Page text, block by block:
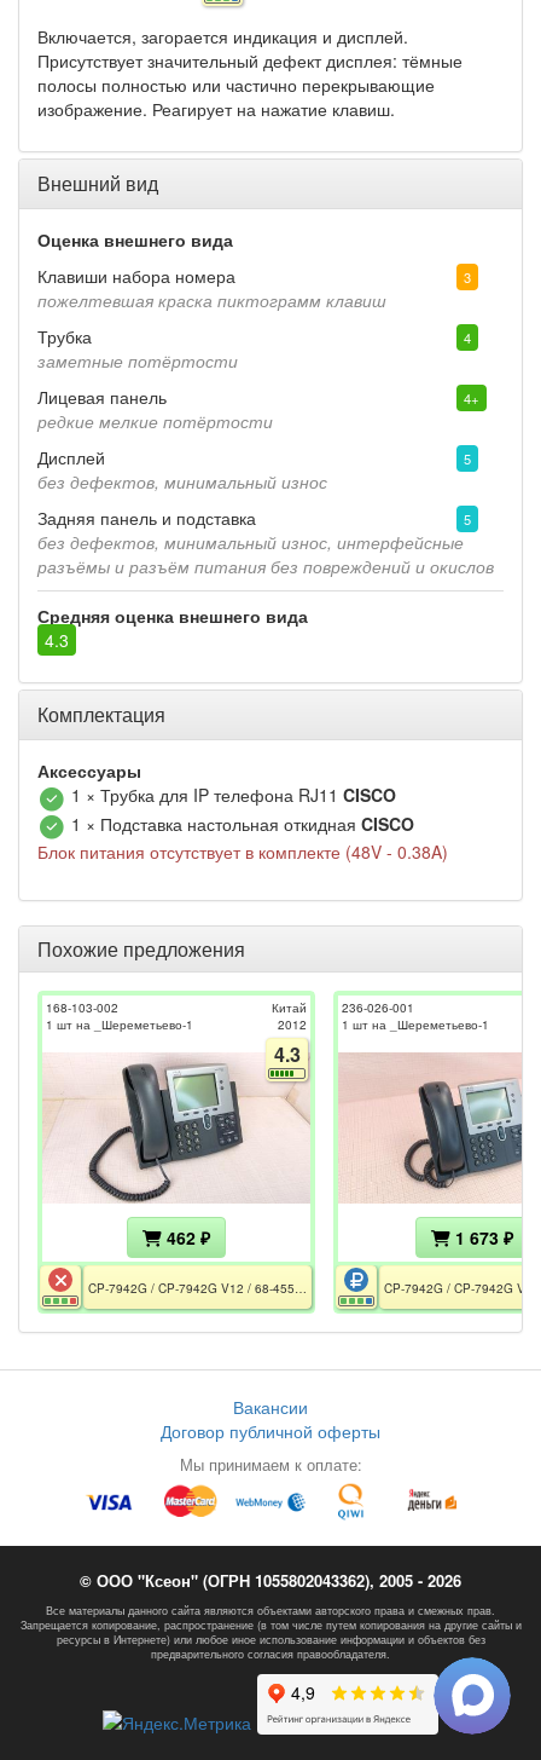
Включается, загорается индикация и дисплей.
Присутствует значительный дефект дисплея: тёмные
полосы полностью или частично перекрывающие
изображение. Реагирует на нажатие клавиш.
Внешний вид
Оценка внешнего вида
Клавиши набора номера
3
пожелтевшая краска пиктограмм клавиш
Трубка
4
заметные потёртости
Лицевая панель
4+
редкие мелкие потёртости
Дисплей
5
без дефектов, минимальный износ
Задняя панель и подставка
5
без дефектов, минимальный износ, интерфейсные
разъёмы и разъём питания без повреждений и окислов
Средняя оценка внешнего вида
4.3
Комплектация
Аксессуары
1 × Трубка для IP телефона RJ11 CISCO
1 × Подставка настольная откидная CISCO
Блок питания отсутствует в комплекте (48V - 0.38A)
Похожие предложения
168-103-002
1 шт на _Шереметьево-1
Китай
2012
4.3
462 ₽
CP-7942G / CP-7942G V12 / 68-4553-03 A0 / CE / РСТ / Без БП / Дефект дисплея
236-026-001
1 шт на _Шереметьево-1
1 673 ₽
Вакансии
Договор публичной оферты
Мы принимаем к оплате:
© ООО "Ксеон" (ОГРН 1055802043362), 2005 - 2026
Все материалы данного сайта являются объектами авторского права и смежных прав.
Запрещается копирование, распространение (в том числе путем копирования на другие сайты и
ресурсы в Интернете) или любое иное использование информации и объектов без
предварительного согласия правообладателя.